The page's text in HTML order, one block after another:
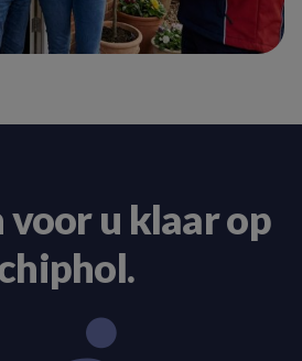
voor u klaar op